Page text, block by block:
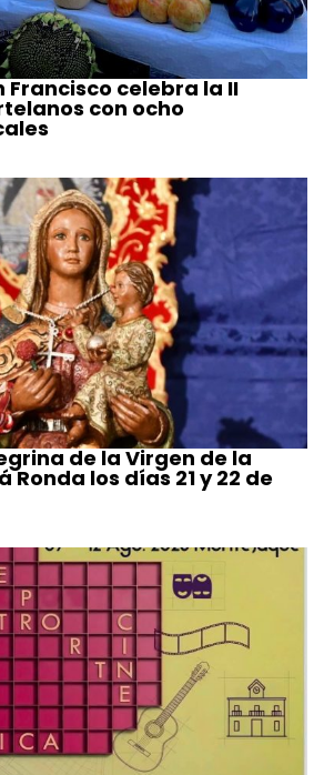
Francisco celebra la II
con ocho
de la Virgen de la
los días 21 y 22 de